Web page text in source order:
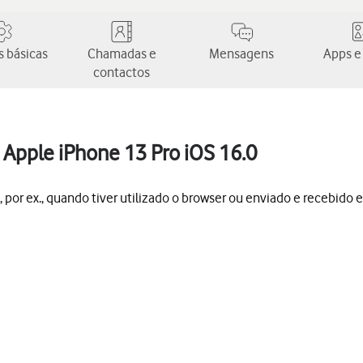
básicas
Chamadas e
contactos
Mensagens Apps
iPhone 13 Pro iOS 16.0
ex., quando tiver utilizado o browser ou enviado e recebido